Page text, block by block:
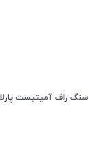
سنگ راف آمیتیست پارلا